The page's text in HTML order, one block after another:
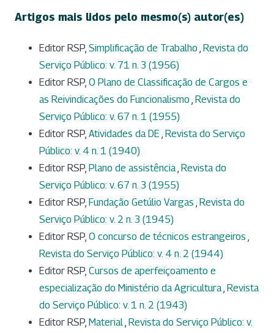
Artigos mais lidos pelo mesmo(s) autor(es)
Editor RSP, Simplificação de Trabalho , Revista do
Serviço Público: v. 71 n. 3 (1956)
Editor RSP, O Plano de Classificação de Cargos e
as Reivindicações do Funcionalismo , Revista do
Serviço Público: v. 67 n. 1 (1955)
Editor RSP, Atividades da DE , Revista do Serviço
Público: v. 4 n. 1 (1940)
Editor RSP, Plano de assistência, Revista do
Serviço Público: v. 67 n. 3 (1955)
Editor RSP, Fundação Getúlio Vargas , Revista do
Serviço Público: v. 2 n. 3 (1945)
Editor RSP, O concurso de técnicos estrangeiros ,
Revista do Serviço Público: v. 4 n. 2 (1944)
Editor RSP, Cursos de aperfeiçoamento e
especialização do Ministério da Agricultura, Revista
do Serviço Público: v. 1 n. 2 (1943)
Editor RSP, Material, Revista do Serviço Público: v.